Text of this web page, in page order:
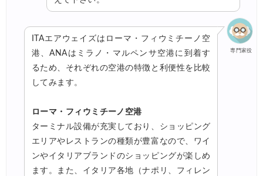
専門家役
ITAエアウェイズはローマ・フィウミチーノ空
港、ANAはミラノ・マルペンサ空港に到着す
るため、それぞれの空港の特徴と利便性を比較
してみます。
ローマ・フィウミチーノ空港
ターミナル設備が充実しており、ショッピング
エリアやレストランの種類が豊富なので、ワイ
ンやイタリアブランドのショッピングが楽しめ
ます。また、イタリア各地（ナポリ、フィレン